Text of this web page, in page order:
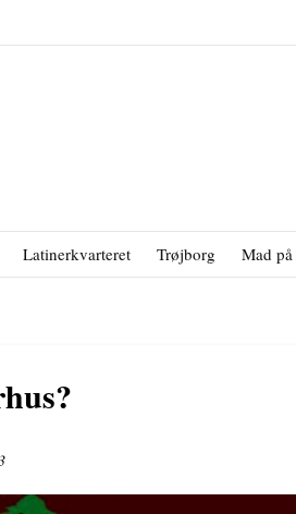
Latinerkvarteret Trøjborg Mad